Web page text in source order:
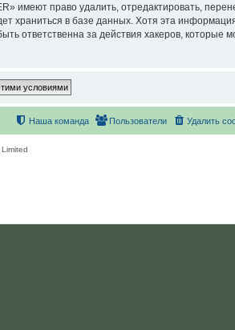
имеют право удалить, отредактировать,
храниться в базе данных. Хотя эта
ответственна за действия хакеров, которые
Удалить
Пользователи
Наша команда